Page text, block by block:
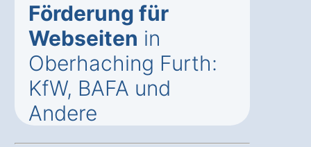
Förderung für
Webseiten in
Oberhaching Furth:
KfW, BAFA und
Andere